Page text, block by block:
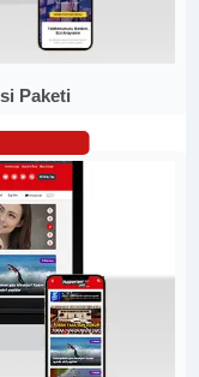
Paketi